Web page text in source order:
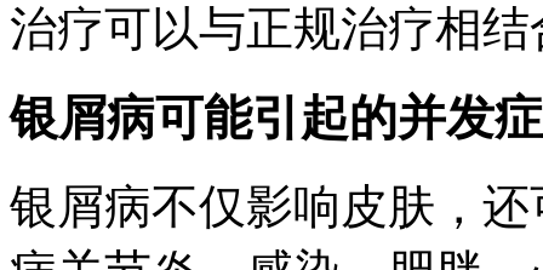
治疗可以与正规治疗相
银屑病可能引起的并发症
银屑病不仅影响皮肤，